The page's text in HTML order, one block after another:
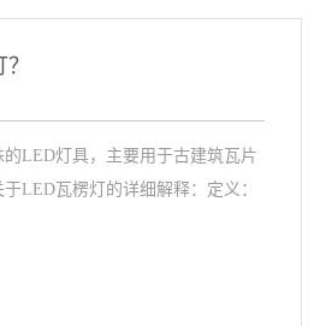
LED灯具，主要用于古建筑瓦片
LED瓦楞灯的详细解释：定义：